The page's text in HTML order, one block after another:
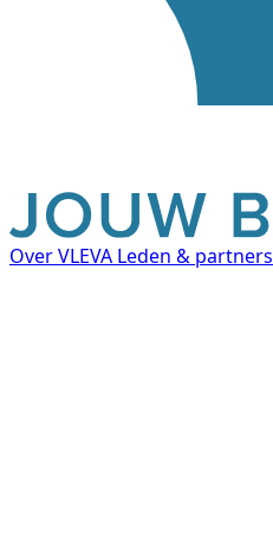
Over VLEVA Leden & partners